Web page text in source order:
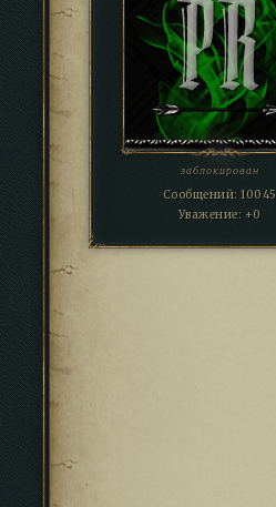
заблокирован
Сообщений: 10045
Уважение: +0